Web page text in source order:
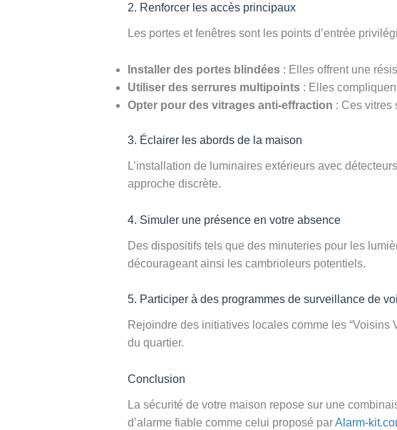
2. Renforcer les accès principaux
Les portes et fenêtres sont les points d’entrée
Installer des portes blindées: Elles offrent une
Utiliser des serrures multipoints: Elles
Opter pour des vitrages anti-effraction : Ces vitres
3. Éclairer les abords de la maison
L’installation de luminaires extérieurs avec
approche discrète.
4. Simuler une présence en votre absence
Des dispositifs tels que des minuteries pour les
décourageant ainsi les cambrioleurs potentiels.
5. Participer à des programmes de surveillance de
Rejoindre des initiatives locales comme les
du quartier.
Conclusion
La sécurité de votre maison repose sur une
d’alarme fiable comme celui proposé parAlarm-